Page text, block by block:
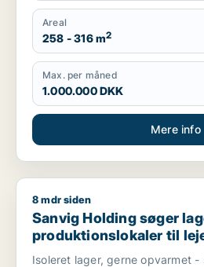
Areal
258 - 316 m2
Max. per måned
1.000.000 DKK
Mere info
Sanvig Holding søger lager
8 mdr siden
Sanvig Holding søger
produktionslokaler til
Isoleret lager, gerne opvarmet